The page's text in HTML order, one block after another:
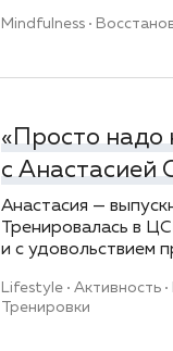
Mindfulness
«Просто надо
с Анастасией
Анастасия —
Тренировалась в
и с удовольствием
Lifestyle Активность
Тренировки